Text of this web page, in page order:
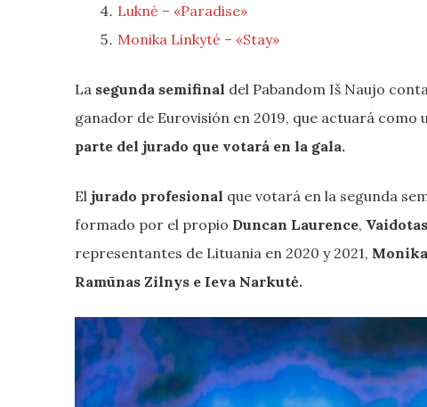
Luknė – «Paradise»
Monika Linkytė – «Stay»
La segunda semifinal del Pabandom Iš Naujo
ganador de Eurovisión en 2019, que actuará como
parte del jurado que votará en la gala.
El jurado profesional que votará en la segunda
formado por el propio Duncan Laurence,
representantes de Lituania en 2020 y 2021,
Ramūnas Zilnys e Ieva Narkutė.